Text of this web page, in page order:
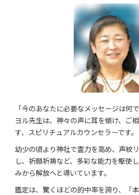
「今のあなたに必要なメッセージは何
ヨル先生は、神々の声に耳を傾け、ご
す、スピリチュアルカウンセラーです。
幼少の頃より神社で霊力を高め、声紋
し、祈願祈祷など、多彩な能力を駆使
みから解放へと導いています。
鑑定は、驚くほどの的中率を誇り、「